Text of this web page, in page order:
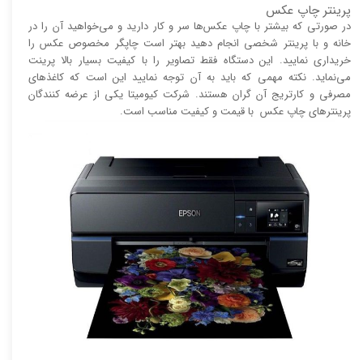
پرینتر چاپ عکس
در صورتی که بیشتر با چاپ عکس‌ها سر و کار دارید و می‌خواهید آن را در
خانه و با پرینتر شخصی انجام دهید بهتر است چاپگر مخصوص عکس را
خریداری نمایید. این دستگاه فقط تصاویر را با کیفیت بسیار بالا پرینت
می‌نماید. نکته مهمی که باید به آن توجه نمایید این است که کاغذ‌های
مصرفی و کارتریج آن گران هستند. شرکت کیومیتا یکی از عرضه کنندگان
پرینتر‌های چاپ عکس با قیمت و کیفیت مناسب است.